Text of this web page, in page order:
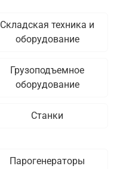
Складская техника и
оборудование
Грузоподъемное
оборудование
Станки
Парогенераторы